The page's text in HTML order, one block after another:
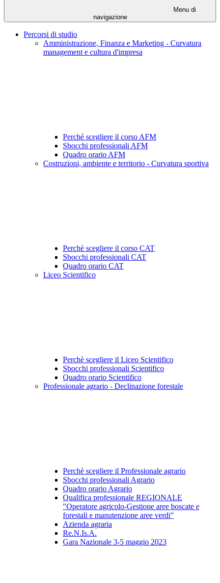
Menu di
navigazione
Percorsi di studio
Amministrazione, Finanza e Marketing - Curvatura
management e cultura d'impresa
Perché scegliere il corso AFM
Sbocchi professionali AFM
Quadro orario AFM
Costruzioni, ambiente e territorio - Curvatura sportiva
Perchè scegliere il corso CAT
Sbocchi professionali CAT
Quadro orario CAT
Liceo Scientifico
Perchè scegliere il Liceo Scientifico
Sbocchi professionali Scientifico
Quadro orario Scientifico
Professionale agrario - Declinazione forestale
Perchè scegliere il Professionale agrario
Sbocchi professionali Agrario
Quadro orario Agrario
Qualifica professionale REGIONALE
"Operatore agricolo-Gestione aree boscate e
forestali e manutenzione aree verdi"
Azienda agraria
Re.N.Is.A.
Gara Nazionale 3-5 maggio 2023